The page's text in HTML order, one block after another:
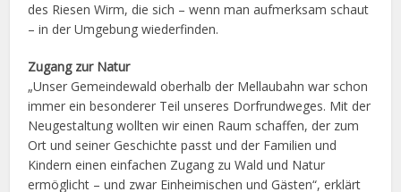
des Riesen Wirm, die sich – wenn man aufmerksam schaut
– in der Umgebung wiederfinden.
Zugang zur Natur
„Unser Gemeindewald oberhalb der Mellaubahn war schon
immer ein besonderer Teil unseres Dorfrundweges. Mit der
Neugestaltung wollten wir einen Raum schaffen, der zum
Ort und seiner Geschichte passt und der Familien und
Kindern einen einfachen Zugang zu Wald und Natur
ermöglicht – und zwar Einheimischen und Gästen“, erklärt